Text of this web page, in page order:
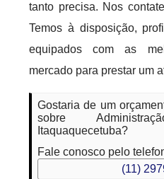
tanto precisa. Nos
Temos à disposição,
equipados com as
mercado para prestar um
Gostaria de um
sobre
Itaquaquecetuba?
Fale conosco pelo
(11)